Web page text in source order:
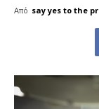
Από say yes to the